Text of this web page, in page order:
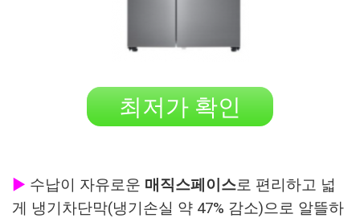
최저가 확인
▶ 수납이 자유로운 매직스페이스로 편리하고 넓
게 냉기차단막(냉기손실 약 47% 감소)으로 알뜰하